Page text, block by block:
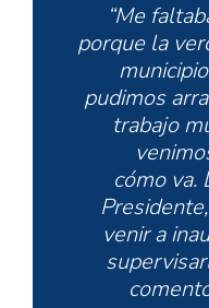
“Me
porque la
pudimos
trabajo
cómo va.
venir a